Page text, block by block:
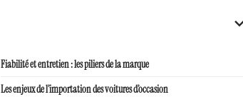
Fiabilité et entretien : les piliers de la marque
Les enjeux de l’importation des voitures d’occasion